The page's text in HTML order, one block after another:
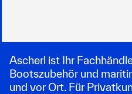
Ascherl ist Ihr
Bootszubehör und
und vor Ort. Für